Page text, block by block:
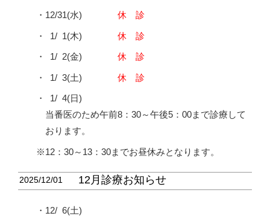
・12/31(水) 休 診
・ 1/ 1(木) 休 診
・ 1/ 2(金) 休 診
・ 1/ 3(土) 休 診
・ 1/ 4(日)
当番医のため午前8：30～午後5：00まで診療して
おります。
12：30～13：30までお昼休みとなります。
2025/12/01 12月診療お知らせ
・12/ 6(土)